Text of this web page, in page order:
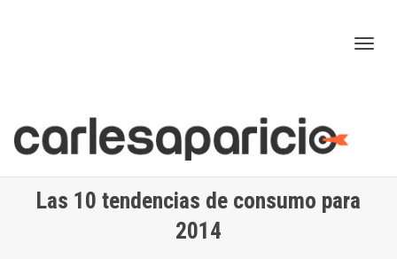
Las 10 tendencias de consumo para
2014